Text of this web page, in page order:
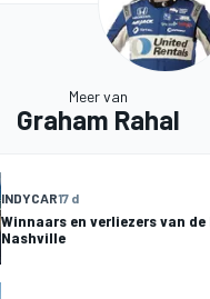
Meer van
Graham Rahal
INDYCAR17 d
Winnaars en verliezers van
Nashville